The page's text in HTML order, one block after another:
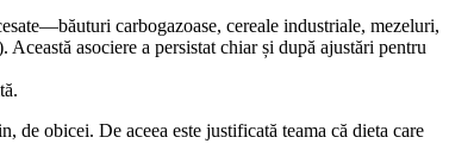
carbogazoase, cereale industriale, mezeluri,
asociere a persistat chiar și după ajustări pentru
de obicei. De aceea este justificată teama că dieta care